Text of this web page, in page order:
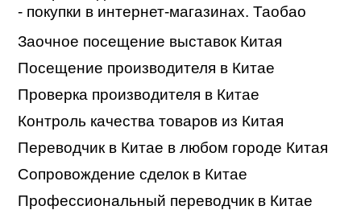
- покупки в интернет-магазинах. Таобао
Заочное посещение выставок Китая
Посещение производителя в Китае
Проверка производителя в Китае
Контроль качества товаров из Китая
Переводчик в Китае в любом городе Китая
Сопровождение сделок в Китае
Профессиональный переводчик в Китае